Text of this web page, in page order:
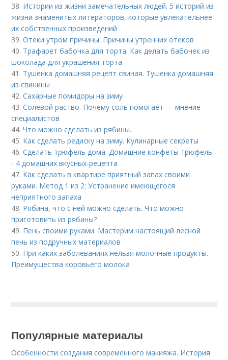
38. Истории из жизни замечательных людей. 5 историй из
жизни знаменитых литераторов, которые увлекательнее
их собственных произведений
39.Отеки утром причины. Причины утренних отеков
40. Трафарет бабочка для торта. Как делать бабочек из
шоколада для украшения торта
41. Тушенка домашняя рецепт свиная. Тушенка домашняя
из свинины
42.Сахарные помидоры на зиму
43.Солевой раство. Почему соль помогает — мнение
специалистов
44.Что можно сделать из рябины.
45. Как сделать редиску на зиму. Кулинарные секреты
46.Сделать трюфель дома. Домашние конфеты трюфель
- 4 домашних вкусных-рецепта
47. Как сделать в квартире приятный запах своими
руками. Метод 1 из 2: Устранение имеющегося
неприятного запаха
48. Рябина, что с ней можно сделать. Что можно
приготовить из рябины?
49. Пень своими руками. Мастерим настоящий лесной
пень из подручных материалов
50. При каких заболеваниях нельзя молочные продукты.
Преимущества коровьего молока
Популярные материалы
Особенности создания современного макияжа. История